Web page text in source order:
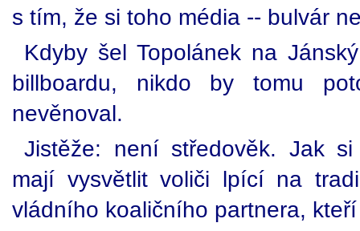
s tím, že si toho média -- bulvár
Kdyby šel Topolánek na
billboardu, nikdo by tomu
nevěnoval.
Jistěže: není středověk. Jak
mají vysvětlit voliči lpící na
vládního koaličního partnera,